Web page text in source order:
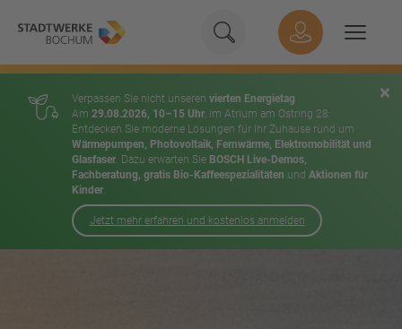
×
Verpassen Sie nicht unseren vierten Energietag
Am 29.08.2026, 10–15 Uhr, im Atrium am Ostring 28:
Entdecken Sie moderne Lösungen für Ihr Zuhause rund um
Wärmepumpen, Photovoltaik, Fernwärme, Elektromobilität und
Glasfaser. Dazu erwarten Sie BOSCH Live-Demos,
Fachberatung, gratis Bio-Kaffeespezialitäten und Aktionen für
Kinder.
Jetzt mehr erfahren und kostenlos anmelden
Geben Sie hier Ihren
Suchen
Hauptnavigation